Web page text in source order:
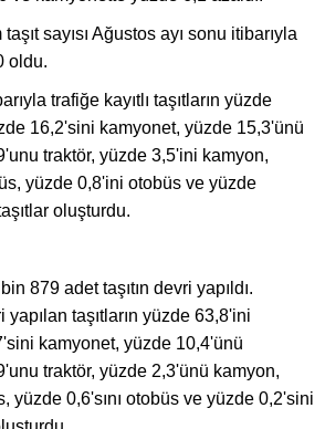
sayısı Ağustos ayı sonu itibarıyla
oldu.
trafiğe kayıtlı taşıtların yüzde
16,2'sini kamyonet, yüzde 15,3'ünü
traktör, yüzde 3,5'ini kamyon,
yüzde 0,8'ini otobüs ve yüzde
oluşturdu.
879 adet taşıtın devri yapıldı.
taşıtların yüzde 63,8'ini
kamyonet, yüzde 10,4'ünü
traktör, yüzde 2,3'ünü kamyon,
yüzde 0,6'sını otobüs ve yüzde 0,2'sini